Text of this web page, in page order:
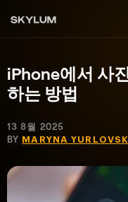
iPhone에서 사
하는 방법
13 8월 2025
BY MARYNA